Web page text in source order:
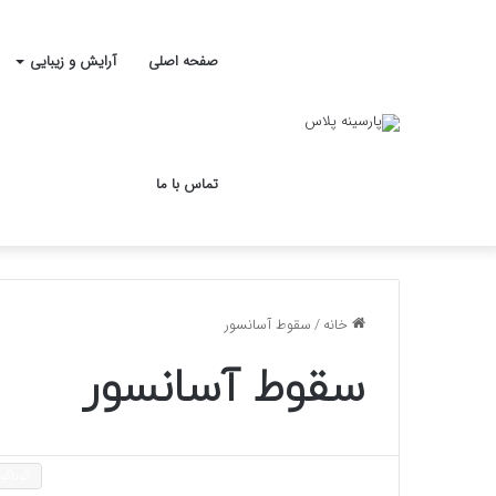
صفحه اصلی آرایش و زیبایی
تماس با ما
خانه/سقوط آسانسور
سقوط آسانسور